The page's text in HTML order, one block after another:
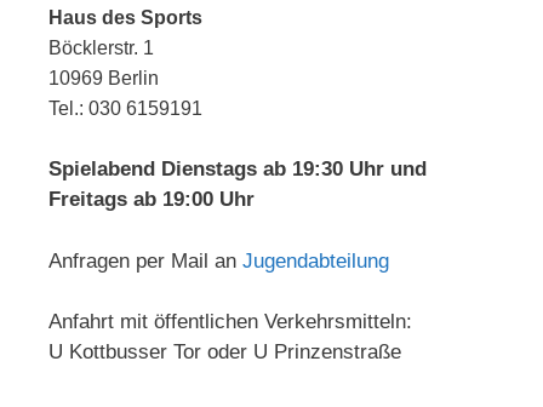
Haus des Sports
Böcklerstr. 1
10969 Berlin
Tel.: 030 6159191
Spielabend Dienstags ab 19:30 Uhr und
Freitags ab 19:00 Uhr
Anfragen per Mail an Jugendabteilung
Anfahrt mit öffentlichen Verkehrsmitteln:
U Kottbusser Tor oder U Prinzenstraße